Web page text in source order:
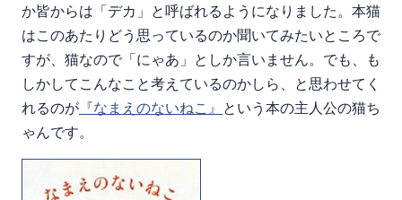
か皆からは「デカ」と呼ばれるようになりました。本猫
はこのあたりどう思っているのか聞いてみたいところで
すが、猫なので「にゃあ」としか言いません。でも、も
しかしてこんなこと考えているのかしら、と思わせてく
れるのが 『なまえのないねこ』
という本の主人公の猫ち
ゃんです。